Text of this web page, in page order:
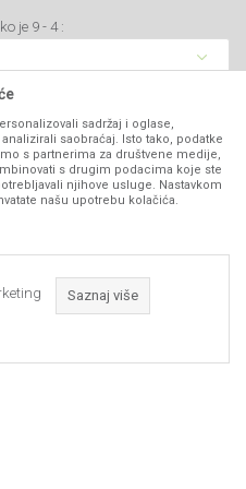
je 9 - 4 :
Prijavite se
sadržaj i oglase,
saobraćaj. Isto tako, podatke
s partnerima za društvene medije,
s drugim podacima koje ste
njihove usluge. Nastavkom
našu upotrebu kolačića.
Saznaj više